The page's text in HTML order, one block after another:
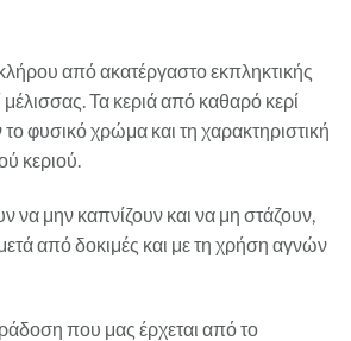
από ακατέργαστο εκπληκτικής
μέλισσας. Τα κεριά από καθαρό κερί
φυσικό χρώμα και τη χαρακτηριστική
κεριού.
να μην καπνίζουν και να μη στάζουν,
από δοκιμές και με τη χρήση αγνών
που μας έρχεται από το